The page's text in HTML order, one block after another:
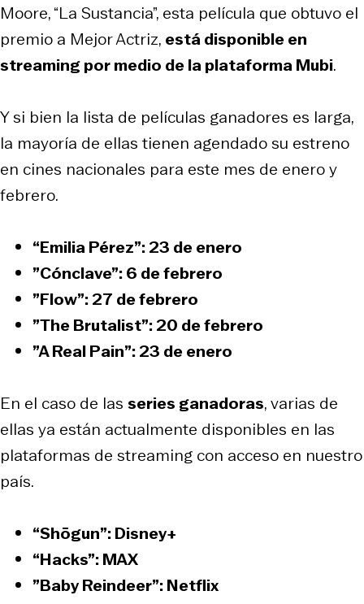
Moore, “La Sustancia”, esta película que obtuvo el
premio a Mejor Actriz, está disponible en
streaming por medio de la plataforma Mubi.
Y si bien la lista de películas ganadores es larga,
la mayoría de ellas tienen agendado su estreno
en cines nacionales para este mes de enero y
febrero.
“Emilia Pérez”: 23 de enero
”Cónclave”: 6 de febrero
”Flow”: 27 de febrero
”The Brutalist”: 20 de febrero
”A Real Pain”: 23 de enero
En el caso de las series ganadoras, varias de
ellas ya están actualmente disponibles en las
plataformas de streaming con acceso en nuestro
país.
“Shōgun”:Disney+
“Hacks”: MAX
”Baby Reindeer”: Netflix